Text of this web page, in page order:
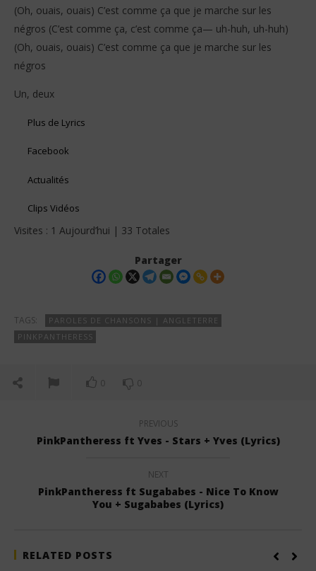
(Oh, ouais, ouais) C’est comme ça que je marche sur les
négros (C’est comme ça, c’est comme ça— uh-huh, uh-huh)
(Oh, ouais, ouais) C’est comme ça que je marche sur les
négros
Un, deux
Plus de Lyrics
Facebook
Actualités
Clips Vidéos
Visites : 1 Aujourd’hui | 33 Totales
Partager
TAGS:
PAROLES DE CHANSONS | ANGLETERRE
PINKPANTHERESS
0 0
PREVIOUS
PinkPantheress ft Yves - Stars + Yves (Lyrics)
NEXT
PinkPantheress ft Sugababes - Nice To Know
You + Sugababes (Lyrics)
RELATED POSTS